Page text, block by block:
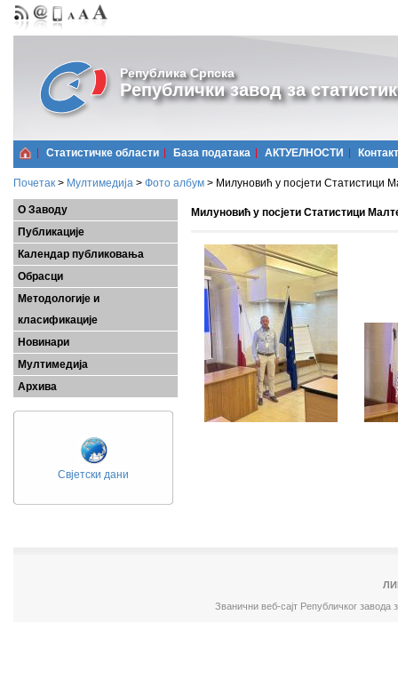
Република Српска
Републички завод за
Статистичке области Базa података АКТУЕЛНОСТИ Контакт
Почетак > Мултимедија > Фото албум > Милуновић у посјети Статистици
О Заводу
Публикације
Календар публиковања
Обрасци
Методологије и
класификације
Новинари
Мултимедија
Архива
Свјетски дани
Милуновић у посјети Статистици
Званични веб-сајт Републичког